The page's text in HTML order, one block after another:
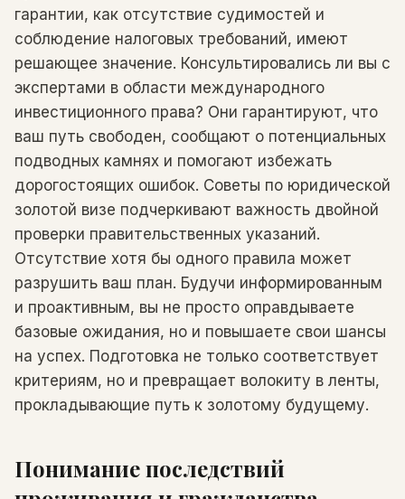
гарантии, как отсутствие судимостей и
соблюдение налоговых требований, имеют
решающее значение. Консультировались ли вы с
экспертами в области международного
инвестиционного права? Они гарантируют, что
ваш путь свободен, сообщают о потенциальных
подводных камнях и помогают избежать
дорогостоящих ошибок. Советы по юридической
золотой визе подчеркивают важность двойной
проверки правительственных указаний.
Отсутствие хотя бы одного правила может
разрушить ваш план. Будучи информированным
и проактивным, вы не просто оправдываете
базовые ожидания, но и повышаете свои шансы
на успех. Подготовка не только соответствует
критериям, но и превращает волокиту в ленты,
прокладывающие путь к золотому будущему.
Понимание последствий